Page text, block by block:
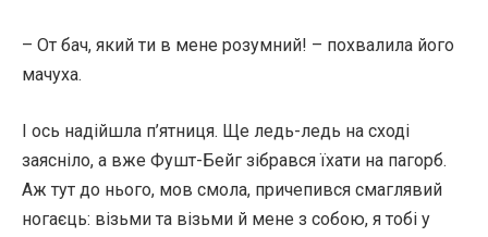
– От бач, який ти в мене розумний! – похвалила його
мачуха.
І ось надійшла п’ятниця. Ще ледь-ледь на сході
заясніло, а вже Фушт-Бейг зібрався їхати на пагорб.
Аж тут до нього, мов смола, причепився смаглявий
ногаєць: візьми та візьми й мене з собою, я тобі у